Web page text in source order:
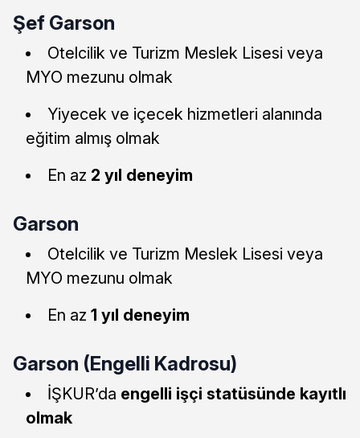
Şef Garson
Otelcilik ve Turizm Meslek Lisesi veya
MYO mezunu olmak
Yiyecek ve içecek hizmetleri alanında
eğitim almış olmak
En az 2 yıl deneyim
Garson
Otelcilik ve Turizm Meslek Lisesi veya
MYO mezunu olmak
En az 1 yıl deneyim
Garson (Engelli Kadrosu)
İŞKUR’da engelli işçi statüsünde kayıtlı
olmak